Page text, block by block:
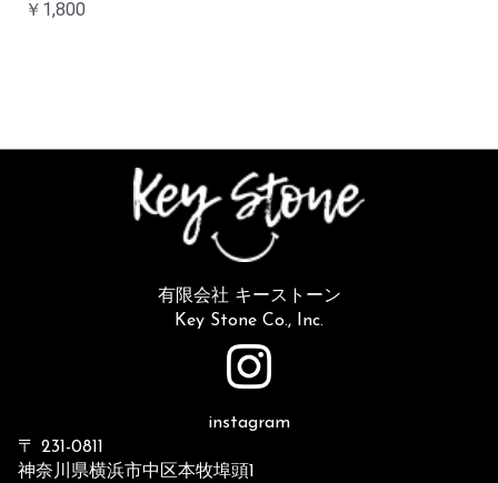
￥1,800
有限会社 キーストーン
Key Stone Co., Inc.
instagram
〒 231-0811
神奈川県横浜市中区本牧埠頭1